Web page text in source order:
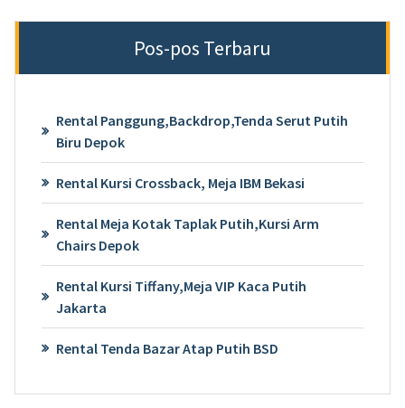
Pos-pos Terbaru
Rental Panggung,Backdrop,Tenda Serut Putih
Biru Depok
Rental Kursi Crossback, Meja IBM Bekasi
Rental Meja Kotak Taplak Putih,Kursi Arm
Chairs Depok
Rental Kursi Tiffany,Meja VIP Kaca Putih
Jakarta
Rental Tenda Bazar Atap Putih BSD